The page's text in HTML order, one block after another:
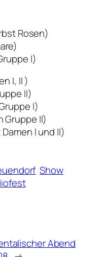
Rosen)
I)
I, II )
II)
I)
Gruppe II)
I und II)
Show
Abend